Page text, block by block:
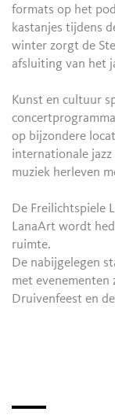
formats op het
kastanjes tijdens
winter zorgt de
afsluiting van het
Kunst en cultuur
op bijzondere
internationale
muziek herleven
De Freilichtspiele
LanaArt wordt
ruimte.
De nabijgelegen
met evenementen
Druivenfeest en